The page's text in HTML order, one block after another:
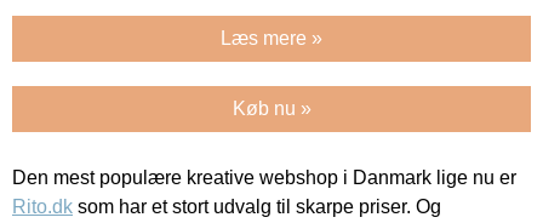
Læs mere »
Køb nu »
Den mest populære kreative webshop i Danmark lige nu er
Rito.dk som har et stort udvalg til skarpe priser. Og